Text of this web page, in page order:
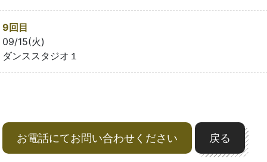
9回目
09/15(火)
ダンススタジオ１
お電話にてお問い合わせください 戻る